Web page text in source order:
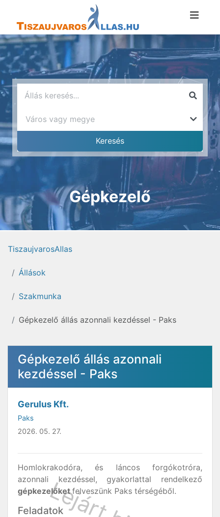
Gépkezelő
TiszaujvarosAllas
Állások
Szakmunka
Gépkezelő állás azonnali kezdéssel - Paks
Gépkezelő állás azonnali
kezdéssel - Paks
Gerulus Kft.
Paks
2026. 05. 27.
Homlokrakodóra, és láncos forgókotróra,
azonnali kezdéssel, gyakorlattal rendelkező
gépkezelőketfelveszünk Paks térségéből.
Feladatok